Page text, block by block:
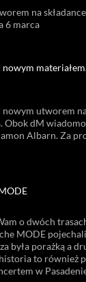
na
6 marca
utworem
dM
Albarn. Za
o dwóch
MODE
była porażką a
to również
w